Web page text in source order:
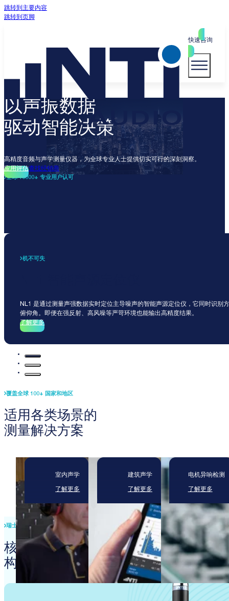
跳转到主要内容
跳转到页脚
快速咨询
以声振数据
驱动智能决策
高精度音频与声学测量仪器，为全球专业人士提供切实可行的深刻洞察。
应用评估查找经销商
全球 10000+ 专业用户认可
机不可失
NL1 是通过测量声强数据实时定位主导噪声的智能声源定位仪，它同时识别
俯仰角。即便在强反射、高风噪等严苛环境也能输出高精度结果。
了解更多
适用各类场景的
测量解决方案
覆盖全球 100+ 国家和地区
室内声学
了解更多
建筑声学
了解更多
电机异响检测
了解更多
核心产品
构筑卓越方案
瑞士精密